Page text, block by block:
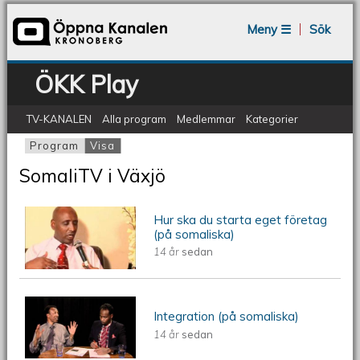
Meny ☰
Sök
ÖKK Play
TV-KANALEN Alla program Medlemmar Kategorier
Primära flikar
Program Visa
SomaliTV i Växjö
ÖKV Play: Hur ska du starta eget
företag (på somaliska)
Hur ska du starta eget företag
(på somaliska)
14 år sedan
ÖKV Play: Integration (på somaliska)
Integration (på somaliska)
14 år sedan